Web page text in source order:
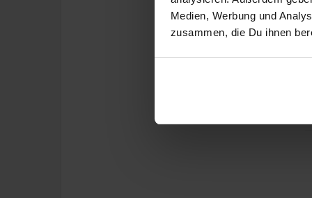
Medien, Werbung und
zusammen, die Du ihnen